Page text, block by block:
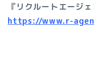
『リクルートエージ
https://www.r-